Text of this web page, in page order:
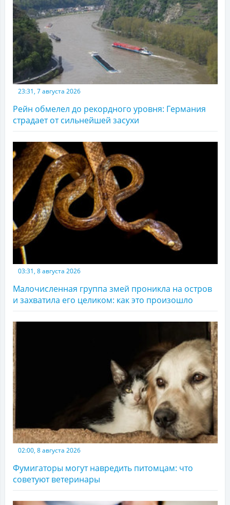
23:31, 7 августа 2026
Рейн обмелел до рекордного уровня: Германия
страдает от сильнейшей засухи
03:31, 8 августа 2026
Малочисленная группа змей проникла на остров
и захватила его целиком: как это произошло
02:00, 8 августа 2026
Фумигаторы могут навредить питомцам: что
советуют ветеринары